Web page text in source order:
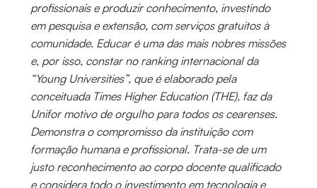
profissionais e produzir conhecimento, investindo
em pesquisa e extensão, com serviços gratuitos à
comunidade. Educar é uma das mais nobres missões
e, por isso, constar no ranking internacional da
“Young Universities”, que é elaborado pela
conceituada Times Higher Education (THE), faz da
Unifor motivo de orgulho para todos os cearenses.
Demonstra o compromisso da instituição com
formação humana e profissional. Trata-se de um
justo reconhecimento ao corpo docente qualificado
e considera todo o investimento em tecnologia e